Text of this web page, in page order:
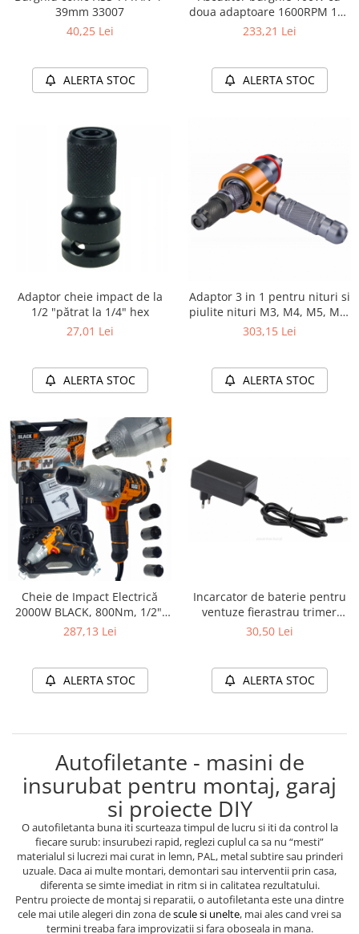
39mm 33007
40,25 Lei
ALERTA STOC
doua adaptoare 1600RPM 118
°
233,21 Lei
ALERTA STOC
Adaptor cheie impact de la
1/2 "pătrat la 1/4" hex
27,01 Lei
ALERTA STOC
Adaptor 3 in 1 pentru nituri si
piulite nituri M3, M4, M5, M6,
M8, M10, M12 | 2,4 / 3,2 / 4,0
303,15 Lei
ALERTA STOC
Cheie de Impact Electrică
2000W BLACK, 800Nm, 1/2",
Set 4 Tubulare și Valiză
287,13 Lei
ALERTA STOC
Incarcator de baterie pentru
ventuze fierastrau trimer
cositoare
30,50 Lei
ALERTA STOC
Autofiletante - masini de
insurubat pentru montaj, garaj
si proiecte DIY
O autofiletanta buna iti scurteaza timpul de lucru si iti da control la
fiecare surub: insurubezi rapid, reglezi cuplul ca sa nu “mesti”
materialul si lucrezi mai curat in lemn, PAL, metal subtire sau prinderi
uzuale. Daca ai multe montari, demontari sau interventii prin casa,
diferenta se simte imediat in ritm si in calitatea rezultatului.
Pentru proiecte de montaj si reparatii, o autofiletanta este una dintre
cele mai utile alegeri din zona descule si unelte, mai ales cand vrei sa
termini treaba fara improvizatii si fara oboseala in mana.